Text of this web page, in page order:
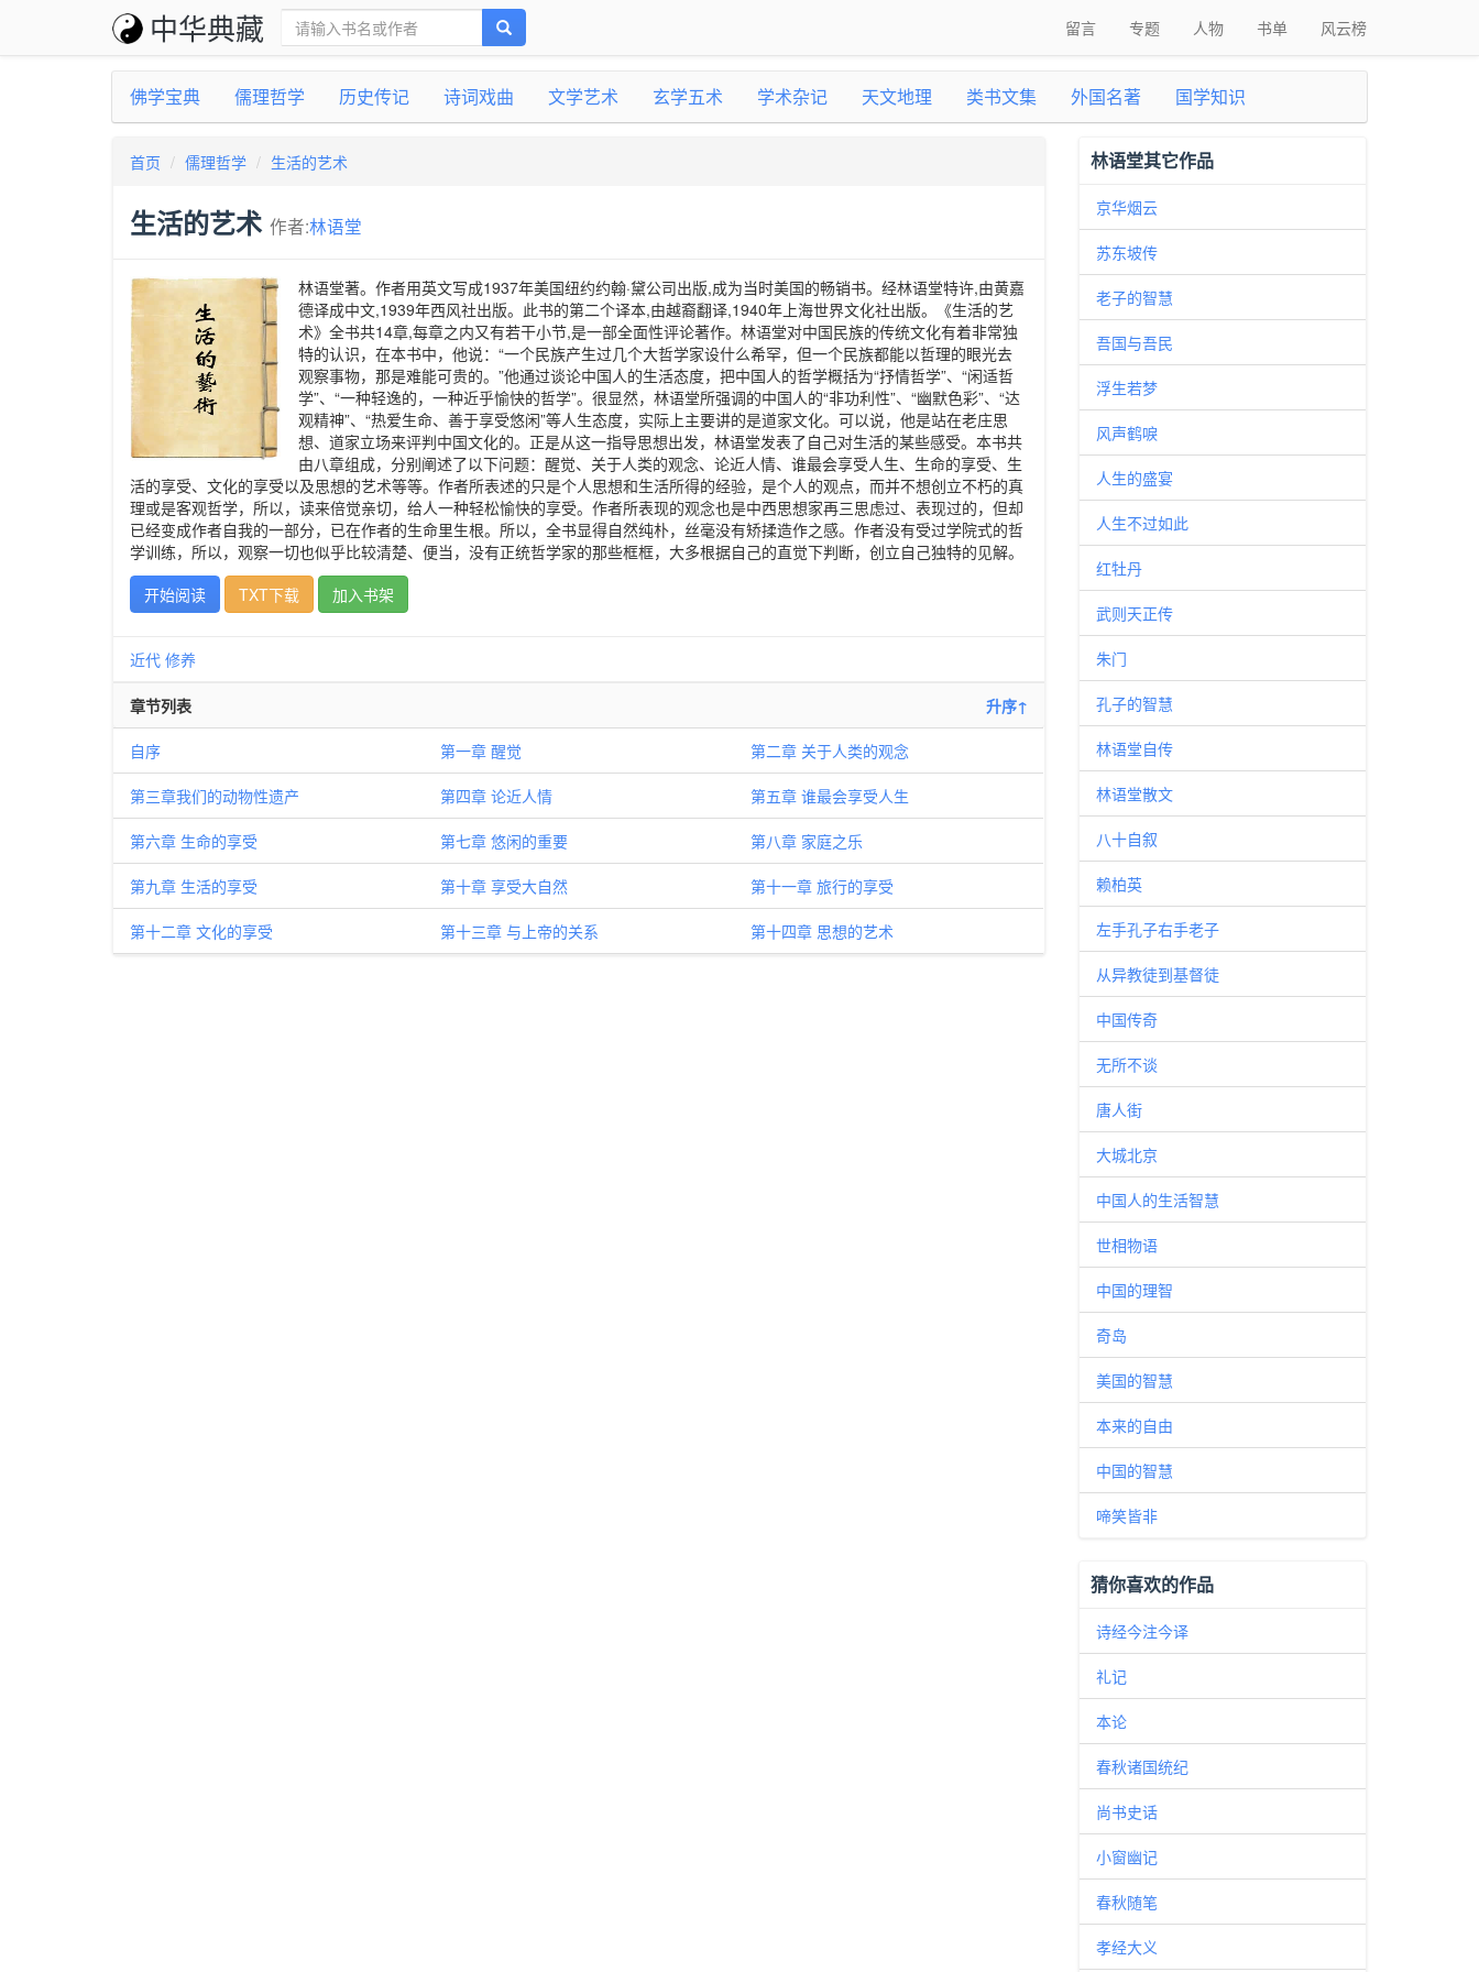
中华典藏 留言 专题 人物 书单 风云榜
佛学宝典 儒理哲学 历史传记 诗词戏曲 文学艺术 玄学五术 学术杂记 天文地理 类书文集 外国名著 国学知识
首页 儒理哲学 生活的艺术
生活的艺术 作者:林语堂
林语堂著。作者用英文写成1937年美国纽约约翰·黛公司出版,成为当时美国的畅销书。经林语堂特许,由黄嘉
德译成中文,1939年西风社出版。此书的第二个译本,由越裔翻译,1940年上海世界文化社出版。《生活的艺
术》全书共14章,每章之内又有若干小节,是一部全面性评论著作。林语堂对中国民族的传统文化有着非常独
特的认识，在本书中，他说：“一个民族产生过几个大哲学家设什么希罕，但一个民族都能以哲理的眼光去
观察事物，那是难能可贵的。”他通过谈论中国人的生活态度，把中国人的哲学概括为“抒情哲学”、“闲适哲
学”、“一种轻逸的，一种近乎愉快的哲学”。很显然，林语堂所强调的中国人的“非功利性”、“幽默色彩”、“达
观精神”、“热爱生命、善于享受悠闲”等人生态度，实际上主要讲的是道家文化。可以说，他是站在老庄思
想、道家立场来评判中国文化的。正是从这一指导思想出发，林语堂发表了自己对生活的某些感受。本书共
由八章组成，分别阐述了以下问题：醒觉、关于人类的观念、论近人情、谁最会享受人生、生命的享受、生
活的享受、文化的享受以及思想的艺术等等。作者所表述的只是个人思想和生活所得的经验，是个人的观点，而并不想创立不朽的真
理或是客观哲学，所以，读来倍觉亲切，给人一种轻松愉快的享受。作者所表现的观念也是中西思想家再三思虑过、表现过的，但却
已经变成作者自我的一部分，已在作者的生命里生根。所以，全书显得自然纯朴，丝毫没有矫揉造作之感。作者没有受过学院式的哲
学训练，所以，观察一切也似乎比较清楚、便当，没有正统哲学家的那些框框，大多根据自己的直觉下判断，创立自己独特的见解。
开始阅读
TXT下载 加入书架
近代 修养
章节列表 升序↑
自序 第一章 醒觉 第二章 关于人类的观念
第三章我们的动物性遗产 第四章 论近人情 第五章 谁最会享受人生
第六章 生命的享受 第七章 悠闲的重要 第八章 家庭之乐
第九章 生活的享受 第十章 享受大自然 第十一章 旅行的享受
第十二章 文化的享受 第十三章 与上帝的关系 第十四章 思想的艺术
林语堂其它作品
京华烟云
苏东坡传
老子的智慧
吾国与吾民
浮生若梦
风声鹤唳
人生的盛宴
人生不过如此
红牡丹
武则天正传
朱门
孔子的智慧
林语堂自传
林语堂散文
八十自叙
赖柏英
左手孔子右手老子
从异教徒到基督徒
中国传奇
无所不谈
唐人街
大城北京
中国人的生活智慧
世相物语
中国的理智
奇岛
美国的智慧
本来的自由
中国的智慧
啼笑皆非
猜你喜欢的作品
诗经今注今译
礼记
本论
春秋诸国统纪
尚书史话
小窗幽记
春秋随笔
孝经大义